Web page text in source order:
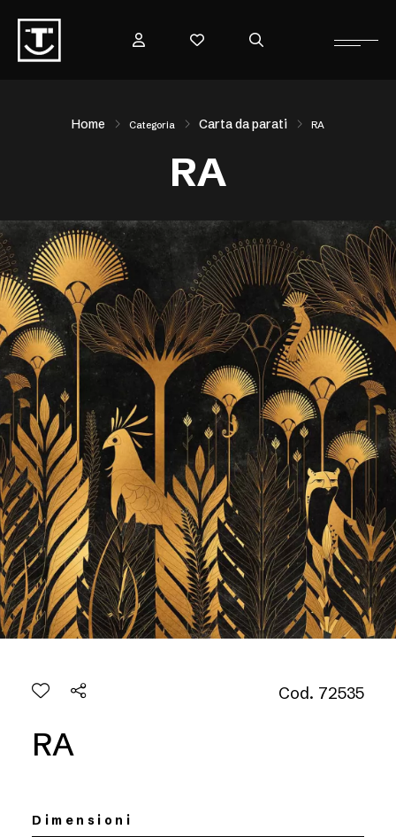
Home Categoria Carta da parati RA
RA
Cod. 72535
RA
Dimensioni